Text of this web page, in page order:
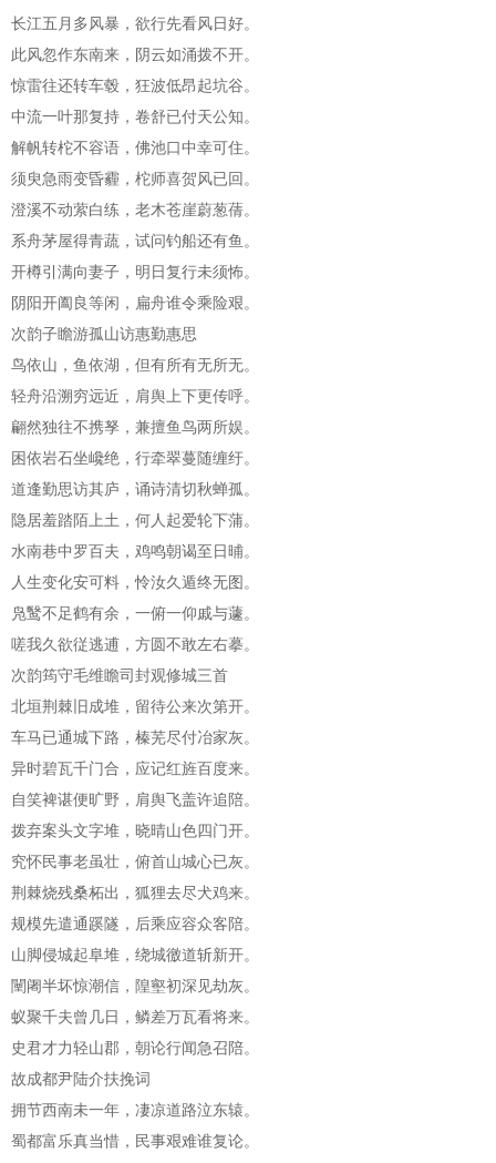
长江五月多风暴，欲行先看风日好。
此风忽作东南来，阴云如涌拨不开。
惊雷往还转车毂，狂波低昂起坑谷。
中流一叶那复持，卷舒已付天公知。
解帆转柁不容语，佛池口中幸可住。
须臾急雨变昏霾，柁师喜贺风已回。
澄溪不动萦白练，老木苍崖蔚葱蒨。
系舟茅屋得青蔬，试问钓船还有鱼。
开樽引满向妻子，明日复行未须怖。
阴阳开阖良等闲，扁舟谁令乘险艰。
次韵子瞻游孤山访惠勤惠思
鸟依山，鱼依湖，但有所有无所无。
轻舟沿溯穷远近，肩舆上下更传呼。
翩然独往不携孥，兼擅鱼鸟两所娱。
困依岩石坐巉绝，行牵翠蔓随缠纡。
道逢勤思访其庐，诵诗清切秋蝉孤。
隐居羞踏陌上土，何人起爱轮下蒲。
水南巷中罗百夫，鸡鸣朝谒至日晡。
人生变化安可料，怜汝久遁终无图。
凫鹥不足鹤有余，一俯一仰戚与蘧。
嗟我久欲従逃逋，方圆不敢左右摹。
次韵筠守毛维瞻司封观修城三首
北垣荆棘旧成堆，留待公来次第开。
车马已通城下路，榛芜尽付冶家灰。
异时碧瓦千门合，应记红旌百度来。
自笑裨谌便旷野，肩舆飞盖许追陪。
拨弃案头文字堆，晓晴山色四门开。
究怀民事老虽壮，俯首山城心已灰。
荆棘烧残桑柘出，狐狸去尽犬鸡来。
规模先遣通蹊隧，后乘应容众客陪。
山脚侵城起阜堆，绕城徼道斩新开。
闉阇半坏惊潮信，隍壑初深见劫灰。
蚁聚千夫曾几日，鳞差万瓦看将来。
史君才力轻山郡，朝论行闻急召陪。
故成都尹陆介扶挽词
拥节西南未一年，凄凉道路泣东辕。
蜀都富乐真当惜，民事艰难谁复论。